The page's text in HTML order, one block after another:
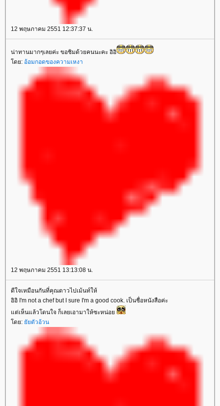
12 พฤษภาคม 2551 12:37:37 น.
น่าทานมากๆเลยค่ะ ขอชิมด้วยคนนะคะ อิอิ
ดย: อ้อมกอดของความเหงา
12 พฤษภาคม 2551 13:13:08 น.
ดีใจเหมือนกันที่คุณดาวไปเม้นท์ให้
อิอิ I'm not a chef but I sure I'm a good cook. เป็นชื่อหนังสือค่ะ
ต่เห็นแล้วโดนใจ ก็เลยเอามาให้ซะหน่อ
ดย: ัยตัวอ้วน